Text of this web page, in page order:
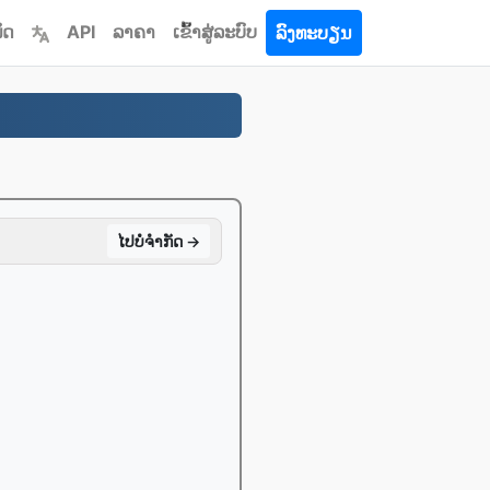
API ລາຄາ ເຂົ້າ​ສູ່​ລະ​ບົບ ລົງທະບຽນ
ໄປ​ບໍ່​ຈໍາກັດ →